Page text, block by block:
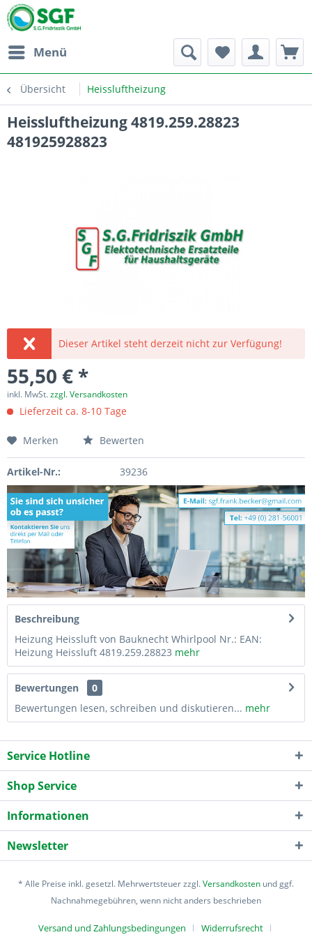
Menü
Übersicht Heissluftheizung
Heissluftheizung 4819.259.28823
481925928823
Dieser Artikel steht derzeit nicht zur Verfügung!
55,50 € *
inkl. MwSt.zzgl. Versandkosten
Lieferzeit ca. 8-10 Tage
Merken Bewerten
Artikel-Nr.: 39236
Beschreibung
Heizung Heissluft von Bauknecht Whirlpool Nr.: EAN:
Heizung Heissluft 4819.259.28823 mehr
Bewertungen
0
Bewertungen lesen, schreiben und diskutieren... mehr
Service Hotline
Shop Service
Informationen
Newsletter
* Alle Preise inkl. gesetzl. Mehrwertsteuer zzgl.Versandkosten und ggf.
Nachnahmegebühren, wenn nicht anders beschrieben
Versand und Zahlungsbedingungen Widerrufsrecht